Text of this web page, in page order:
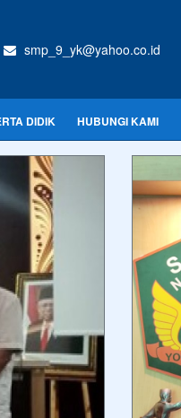
smp_9_yk@yahoo.co.id
DIDIK HUBUNGI KAMI